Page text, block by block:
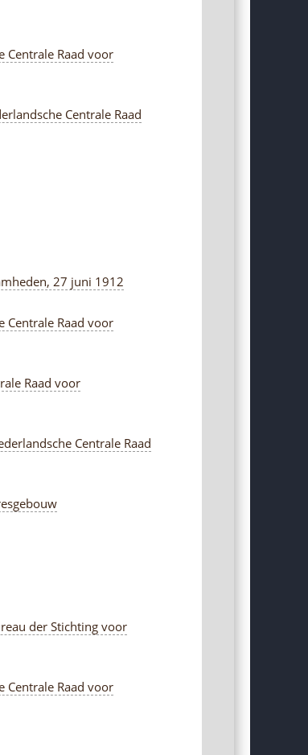
Centrale Raad voor
Centrale Raad
27 juni 1912
Centrale Raad voor
Raad voor
Centrale Raad
der Stichting voor
Centrale Raad voor